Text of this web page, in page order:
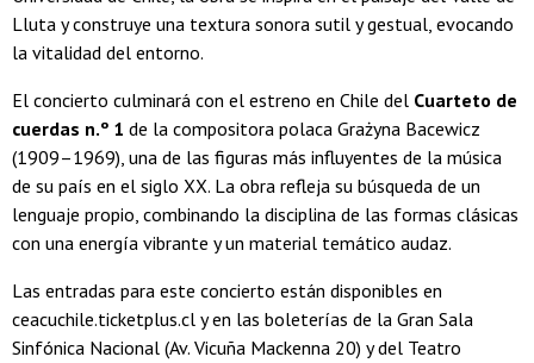
Lluta y construye una textura sonora sutil y gestual, evocando
la vitalidad del entorno.
El concierto culminará con el estreno en Chile del Cuarteto de
cuerdas n.º 1 de la compositora polaca Grażyna Bacewicz
(1909–1969), una de las figuras más influyentes de la música
de su país en el siglo XX. La obra refleja su búsqueda de un
lenguaje propio, combinando la disciplina de las formas clásicas
con una energía vibrante y un material temático audaz.
Las entradas para este concierto están disponibles en
ceacuchile.ticketplus.cl y en las boleterías de la Gran Sala
Sinfónica Nacional (Av. Vicuña Mackenna 20) y del Teatro